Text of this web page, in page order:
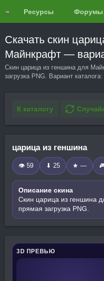
Ресурсы Форумы
Скачать скин
Майнкрафт —
Скин царица из геншина для
загрузка PNG. Вариант
К каталогу
царица из геншина
👁 59 ⬇ 25 ★ —
Описание скина
Скин царица из геншина
прямая загрузка PNG.
3D ПРЕВЬЮ